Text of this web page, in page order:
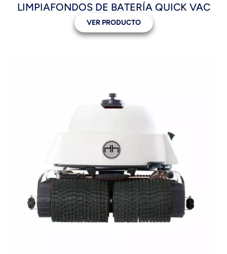
LIMPIAFONDOS DE BATERÍA QUICK VAC
VER PRODUCTO